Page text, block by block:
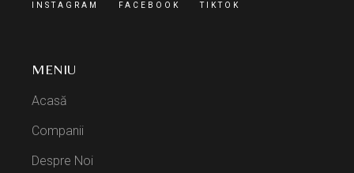
INSTAGRAM FACEBOOK TIKTOK
MENIU
Acasă
Companii
Despre Noi